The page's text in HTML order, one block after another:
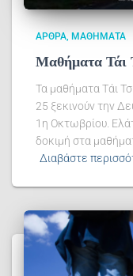
ΆΡΘΡΑ ΜΑΘΉΜΑΤΑ
Μαθήματα Τάι
Τα μαθήματα Τάι
25 ξεκινούν την
1η Οκτωβρίου.
δοκιμή στα
Διαβάστε